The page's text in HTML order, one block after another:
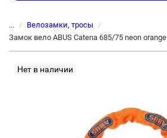
...
Велозамки, тросы
Замок вело ABUS Catena 685/75 neon orange
Нет в наличии